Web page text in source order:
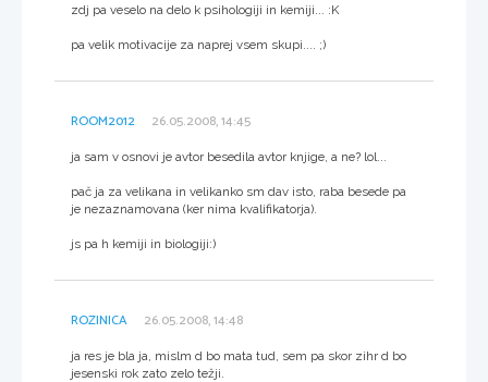
zdj pa veselo na delo k psihologiji in kemiji... :K
pa velik motivacije za naprej vsem skupi.... ;)
ROOM2012 26.05.2008, 14:45
ja sam v osnovi je avtor besedila avtor knjige, a ne? lol...
pač ja za velikana in velikanko sm dav isto, raba besede pa
je nezaznamovana (ker nima kvalifikatorja).
js pa h kemiji in biologiji:)
ROZINICA 26.05.2008, 14:48
ja res je bla ja, mislm d bo mata tud, sem pa skor zihr d bo
jesenski rok zato zelo težji.